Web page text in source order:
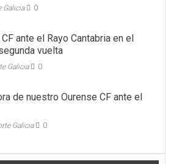
Galicia 0
ante el Rayo Cantabria en el
vuelta
Galicia 0
de nuestro Ourense CF ante el
Galicia 0